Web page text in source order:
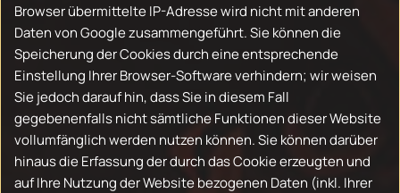
Browser übermittelte IP-Adresse wird nicht mit anderen
Daten von Google zusammengeführt. Sie können die
Speicherung der Cookies durch eine entsprechende
Einstellung Ihrer Browser-Software verhindern; wir weisen
Sie jedoch darauf hin, dass Sie in diesem Fall
gegebenenfalls nicht sämtliche Funktionen dieser Website
vollumfänglich werden nutzen können. Sie können darüber
hinaus die Erfassung der durch das Cookie erzeugten und
auf Ihre Nutzung der Website bezogenen Daten (inkl. Ihrer